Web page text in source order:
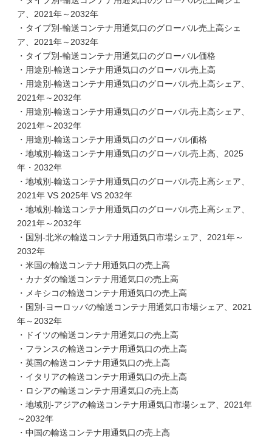
ア、2021年～2032年
・タイプ別-輸送コンテナ用通気口のグローバル売上高シェ
ア、2021年～2032年
・タイプ別-輸送コンテナ用通気口のグローバル価格
・用途別-輸送コンテナ用通気口のグローバル売上高
・用途別-輸送コンテナ用通気口のグローバル売上高シェア、
2021年～2032年
・用途別-輸送コンテナ用通気口のグローバル売上高シェア、
2021年～2032年
・用途別-輸送コンテナ用通気口のグローバル価格
・地域別-輸送コンテナ用通気口のグローバル売上高、2025
年・2032年
・地域別-輸送コンテナ用通気口のグローバル売上高シェア、
2021年 VS 2025年 VS 2032年
・地域別-輸送コンテナ用通気口のグローバル売上高シェア、
2021年～2032年
・国別-北米の輸送コンテナ用通気口市場シェア、2021年～
2032年
・米国の輸送コンテナ用通気口の売上高
・カナダの輸送コンテナ用通気口の売上高
・メキシコの輸送コンテナ用通気口の売上高
・国別-ヨーロッパの輸送コンテナ用通気口市場シェア、2021
年～2032年
・ドイツの輸送コンテナ用通気口の売上高
・フランスの輸送コンテナ用通気口の売上高
・英国の輸送コンテナ用通気口の売上高
・イタリアの輸送コンテナ用通気口の売上高
・ロシアの輸送コンテナ用通気口の売上高
・地域別-アジアの輸送コンテナ用通気口市場シェア、2021年
～2032年
・中国の輸送コンテナ用通気口の売上高